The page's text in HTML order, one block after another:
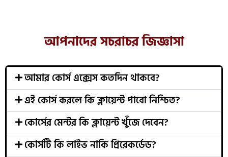
আপনাদের সচরাচর জিজ্ঞাসা
আমার কোর্স এক্সেস কতদিন থাকবে?
এই কোর্স করলে কি ক্লায়েন্ট পাবো নিশ্চিত?
কোর্সের মেন্টর কি ক্লায়েন্ট খুঁজে দেবেন?
কোর্সটি কি লাইভ নাকি প্রিরেকর্ডেড?